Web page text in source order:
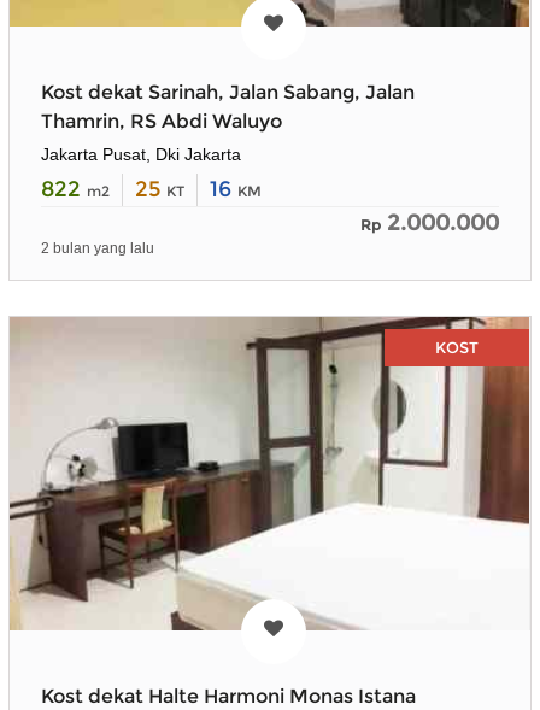
Kost dekat Sarinah, Jalan Sabang, Jalan
Thamrin, RS Abdi Waluyo
Jakarta Pusat, Dki Jakarta
822 m2 25 KT 16 KM
Rp 2.000.000
2 bulan yang lalu
KOST
Kost dekat Halte Harmoni Monas Istana